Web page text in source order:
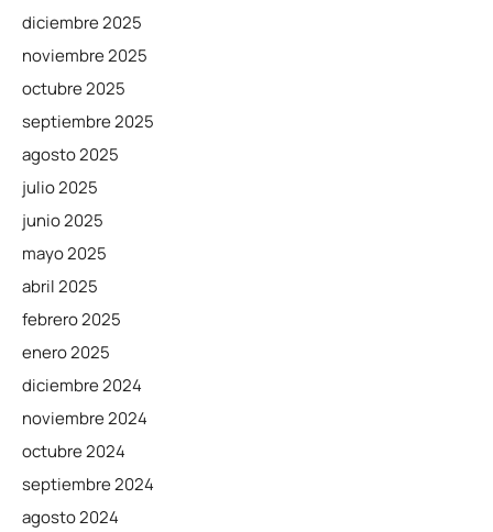
diciembre 2025
noviembre 2025
octubre 2025
septiembre 2025
agosto 2025
julio 2025
junio 2025
mayo 2025
abril 2025
febrero 2025
enero 2025
diciembre 2024
noviembre 2024
octubre 2024
septiembre 2024
agosto 2024